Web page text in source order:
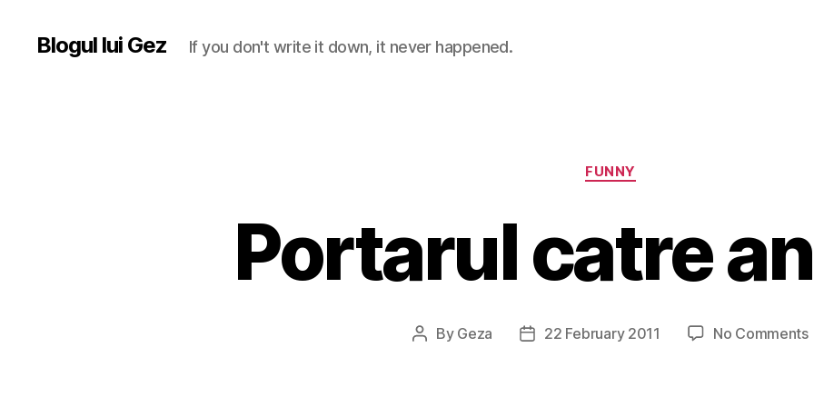
Blogul lui Gez If you don't write it down, it never happened.
Categories
FUNNY
Portarul catre
Post
By Geza
Post22 February 2011 No Comments